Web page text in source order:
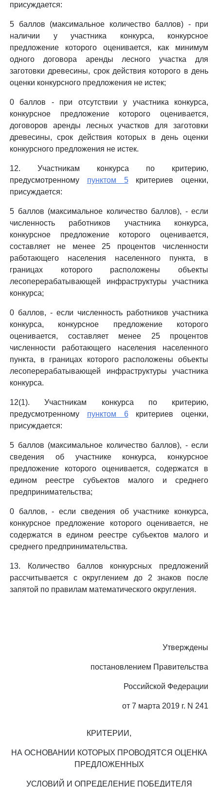
присуждается:
5 баллов (максимальное количество баллов) - при
наличии у участника конкурса, конкурсное
предложение которого оценивается, как минимум
одного договора аренды лесного участка для
заготовки древесины, срок действия которого в день
оценки конкурсного предложения не истек;
0 баллов - при отсутствии у участника конкурса,
конкурсное предложение которого оценивается,
договоров аренды лесных участков для заготовки
древесины, срок действия которых в день оценки
конкурсного предложения не истек.
12. Участникам конкурса по критерию,
предусмотренному пунктом 5критериев оценки,
присуждается:
5 баллов (максимальное количество баллов), - если
численность работников участника конкурса,
конкурсное предложение которого оценивается,
составляет не менее 25 процентов численности
работающего населения населенного пункта, в
границах которого расположены объекты
лесоперерабатывающей инфраструктуры участника
конкурса;
0 баллов, - если численность работников участника
конкурса, конкурсное предложение которого
оценивается, составляет менее 25 процентов
численности работающего населения населенного
пункта, в границах которого расположены объекты
лесоперерабатывающей инфраструктуры участника
конкурса.
12(1). Участникам конкурса по критерию,
предусмотренному пунктом 6критериев оценки,
присуждается:
5 баллов (максимальное количество баллов), - если
сведения об участнике конкурса, конкурсное
предложение которого оценивается, содержатся в
едином реестре субъектов малого и среднего
предпринимательства;
0 баллов, - если сведения об участнике конкурса,
конкурсное предложение которого оценивается, не
содержатся в едином реестре субъектов малого и
среднего предпринимательства.
13. Количество баллов конкурсных предложений
рассчитывается с округлением до 2 знаков после
запятой по правилам математического округления.
Утверждены
постановлением Правительства
Российской Федерации
от 7 марта 2019 г. N 241
КРИТЕРИИ,
НА ОСНОВАНИИ КОТОРЫХ ПРОВОДЯТСЯ ОЦЕНКА
ПРЕДЛОЖЕННЫХ
УСЛОВИЙ И ОПРЕДЕЛЕНИЕ ПОБЕДИТЕЛЯ